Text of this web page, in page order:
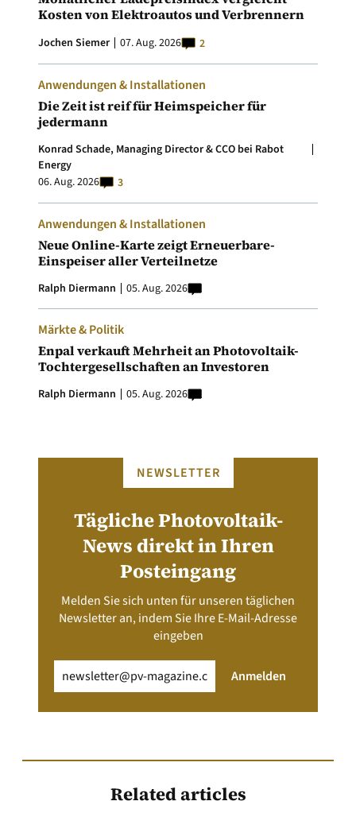
Kosten von Elektroautos und Verbrennern
Jochen Siemer 07. Aug. 2026 2
Anwendungen & Installationen
Die Zeit ist reif für Heimspeicher für
jedermann
Konrad Schade, Managing Director & CCO bei Rabot
Energy
06. Aug. 2026
3
Anwendungen & Installationen
Neue Online-Karte zeigt Erneuerbare-
Einspeiser aller Verteilnetze
Ralph Diermann 05. Aug. 2026
Märkte & Politik
Enpal verkauft Mehrheit an Photovoltaik-
Tochtergesellschaften an Investoren
Ralph Diermann 05. Aug. 2026
NEWSLETTER
Tägliche Photovoltaik-
News direkt in Ihren
Posteingang
Melden Sie sich unten für unseren täglichen
Newsletter an, indem Sie Ihre E-Mail-Adresse
eingeben
(erforderlich) Anmelden
Related articles